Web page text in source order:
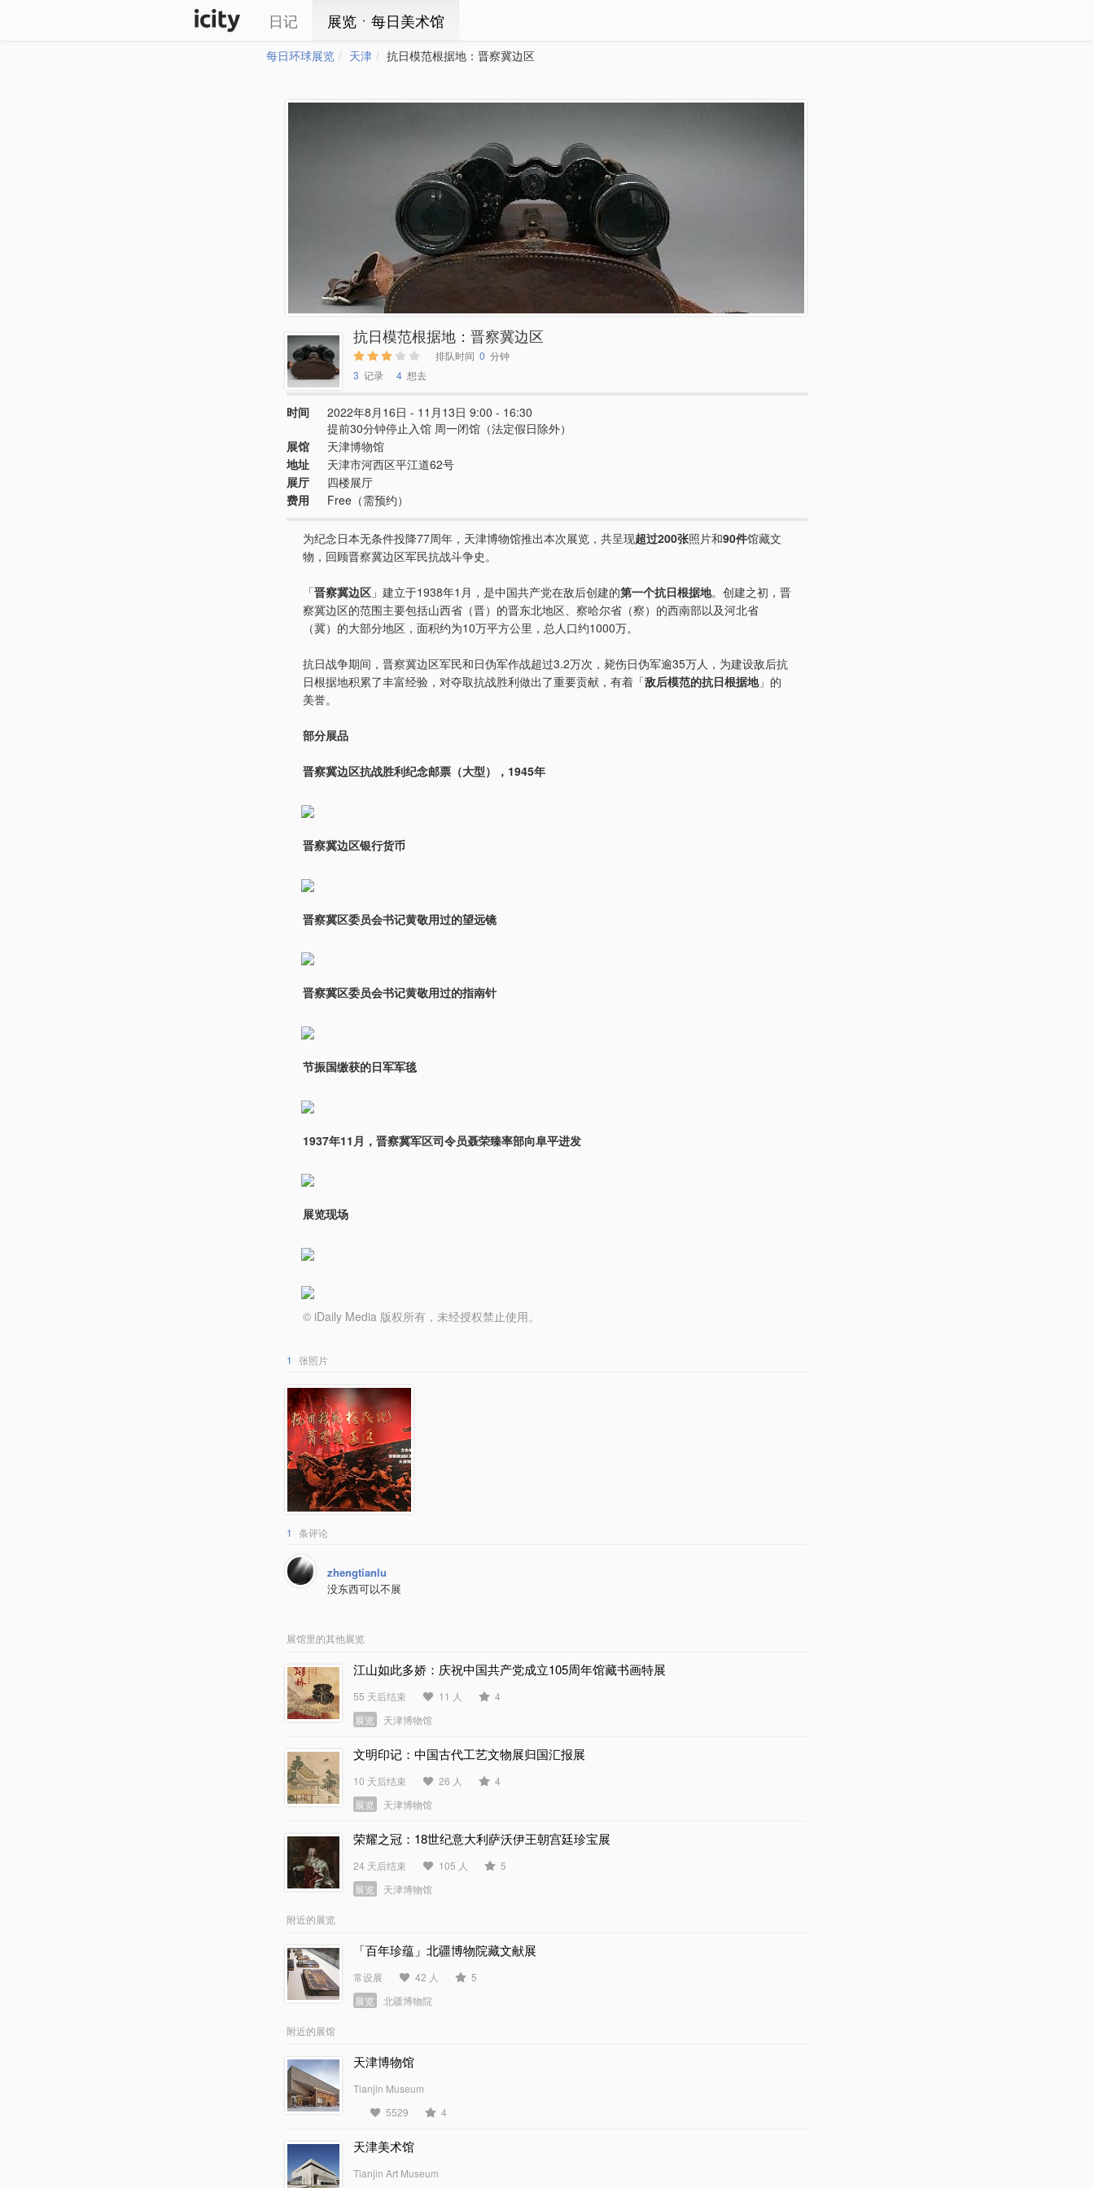
日记 展览ㆍ每日美术馆
每日环球展览 天津 抗日模范根据地：晋察冀边区
抗日模范根据地：晋察冀边区
排队时间 0 分钟
3 记录 4 想去
时间
2022年8月16日 - 11月13日 9:00 - 16:30
提前30分钟停止入馆 周一闭馆（法定假日除外）
展馆
天津博物馆
地址
天津市河西区平江道62号
展厅
四楼展厅
费用
Free（需预约）
为纪念日本无条件投降77周年，天津博物馆推出本次展览，共呈现超过200张照片和90件馆藏文
物，回顾晋察冀边区军民抗战斗争史。
「晋察冀边区 」建立于1938年1月，是中国共产党在敌后创建的第一个抗日根据地。创建之初，晋
察冀边区的范围主要包括山西省（晋）的晋东北地区、察哈尔省（察）的西南部以及河北省
（冀）的大部分地区，面积约为10万平方公里，总人口约1000万。
抗日战争期间，晋察冀边区军民和日伪军作战超过3.2万次，毙伤日伪军逾35万人，为建设敌后抗
日根据地积累了丰富经验，对夺取抗战胜利做出了重要贡献，有着「敌后模范的抗日根据地」的
美誉。
部分展品
晋察冀边区抗战胜利纪念邮票（大型），1945年
晋察冀边区银行货币
晋察冀区委员会书记黄敬用过的望远镜
晋察冀区委员会书记黄敬用过的指南针
节振国缴获的日军军毯
1937年11月，晋察冀军区司令员聂荣臻率部向阜平进发
展览现场
© iDaily Media 版权所有，未经授权禁止使用。
1 张照片
1 条评论
zhengtianlu
没东西可以不展
展馆里的其他展览
江山如此多娇：庆祝中国共产党成立105周年馆藏书画特展
55 天后结束 11 人
4
展览
天津博物馆
文明印记：中国古代工艺文物展归国汇报展
10 天后结束 26 人
4
展览
天津博物馆
荣耀之冠：18世纪意大利萨沃伊王朝宫廷珍宝展
24 天后结束 105 人
5
展览
天津博物馆
附近的展览
「百年珍蕴」北疆博物院藏文献展
常设展 42 人
5
展览
北疆博物院
附近的展馆
天津博物馆
Tianjin Museum
5529
4
天津美术馆
Tianjin Art Museum